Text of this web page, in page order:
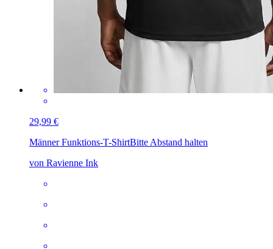
29,99 €
Männer Funktions-T-ShirtBitte Abstand halten
von Ravienne Ink